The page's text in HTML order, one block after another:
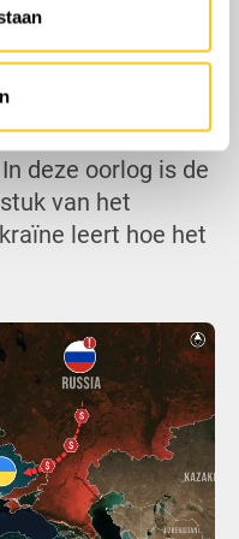
voor zijn
geconfronteerd
van zijn
diplomatie, maar
deze oorlog is de
van het
leert hoe het